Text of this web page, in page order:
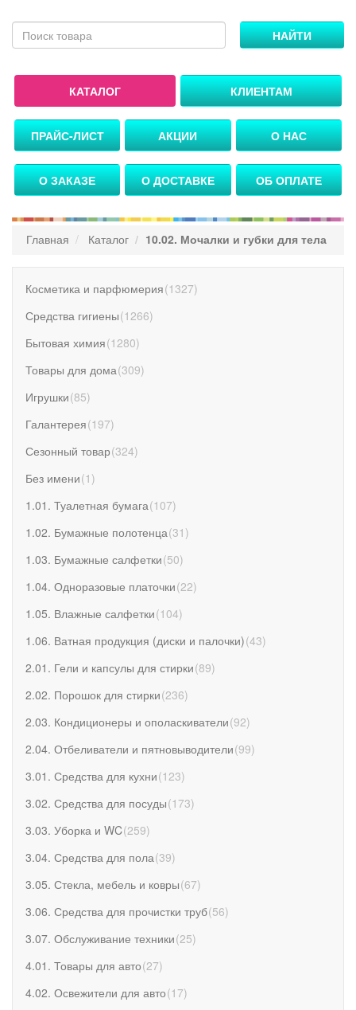
НАЙТИ
КАТАЛОГ КЛИЕНТАМ
ПРАЙС-ЛИСТ АКЦИИ О НАС
О ЗАКАЗЕ О ДОСТАВКЕ ОБ ОПЛАТЕ
Главная Каталог 10.02. Мочалки и губки для тела
Косметика и парфюмерия(1327)
Средства гигиены(1266)
Бытовая химия(1280)
Товары для дома(309)
Игрушки(85)
Галантерея(197)
Сезонный товар(324)
Без имени(1 )
1.01. Туалетная бумага(107)
1.02. Бумажные полотенца(31 )
1.03. Бумажные салфетки(50)
1.04. Одноразовые платочки(22)
1.05. Влажные салфетки(104)
1.06. Ватная продукция (диски и палочки)(43)
2.01. Гели и капсулы для стирки(89)
2.02. Порошок для стирки(236)
2.03. Кондиционеры и ополаскиватели(92)
2.04. Отбеливатели и пятновыводители(99)
3.01. Средства для кухни(123)
3.02. Средства для посуды(173)
3.03. Уборка и WC(259)
3.04. Средства для пола(39)
3.05. Стекла, мебель и ковры(67)
3.06. Средства для прочистки труб(56)
3.07. Обслуживание техники(25)
4.01. Товары для авто(27)
4.02. Освежители для авто(17)